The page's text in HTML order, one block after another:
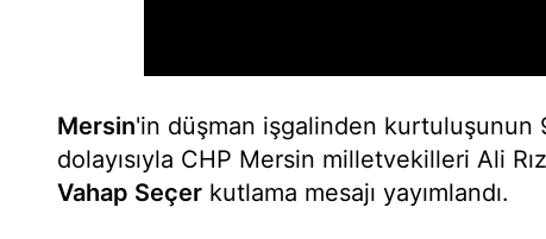
Mersin'in düşman işgalinden kurtuluşunun
dolayısıyla CHP Mersin milletvekilleri Ali
Vahap Seçer kutlama mesajı yayımlandı.